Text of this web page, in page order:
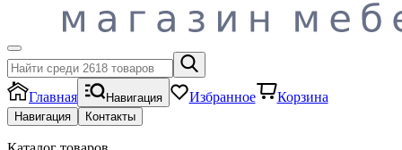
Главная Навигация Избранное Корзина
Навигация Контакты